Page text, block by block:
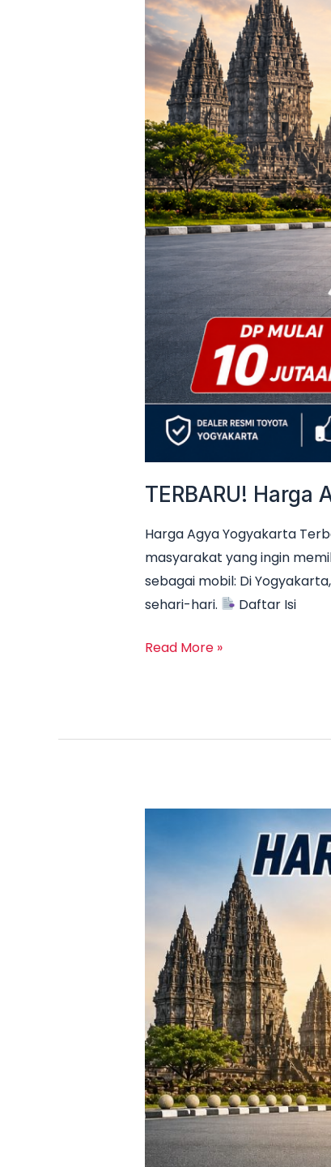
TERBARU! Harga
Harga Agya Yogyakarta
masyarakat yang ingin
sebagai mobil: Di
sehari-hari.
Daftar Isi
Yogyakarta
–
Promo
DP
Ringan
&
Cicilan
Mulai
2
Jutaan
Read More »
Harga
Toyota
Avanza
Yogyakarta
Promo
DP
Ringan
&
Cicilan
Mulai
3
Jutaan